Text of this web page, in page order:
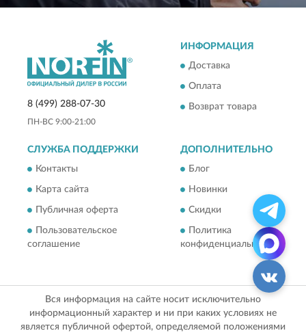
8 (499) 288-07-30
ПН-ВС 9:00-21:00
ИНФОРМАЦИЯ
Доставка
Оплата
Возврат товара
СЛУЖБА ПОДДЕРЖКИ
Контакты
Карта сайта
Публичная оферта
Пользовательское
соглашение
ДОПОЛНИТЕЛЬНО
Блог
Новинки
Скидки
Политика
конфиденциальности
Вся информация на сайте носит исключительно
информационный характер и ни при каких условиях не
является публичной офертой, определяемой положениями